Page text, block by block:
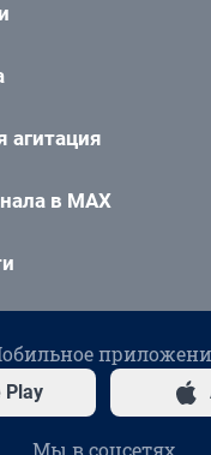
агитация
в MAX
Play
Мы в соцсетях